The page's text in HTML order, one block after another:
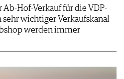
Ab-Hof-Verkauf für die VDP-
wichtiger Verkaufskanal –
werden immer